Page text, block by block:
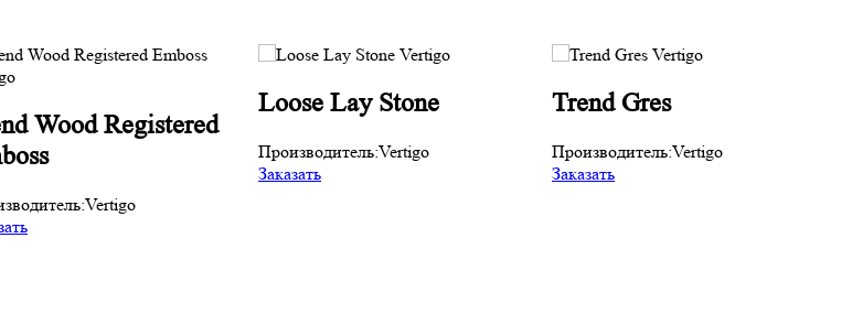
Wood Registered
Vertigo
Loose Lay Stone
Производитель:Vertigo
Заказать
Trend Gres
Производитель:Vertigo
Заказать